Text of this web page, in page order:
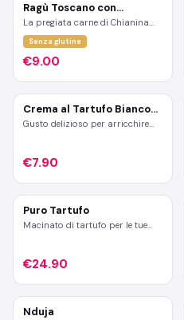
Ragù Toscano con
Chianina
La pregiata carne di Chianina
incontra una lenta cottura che
sprigiona profumi intensi e
sapori indimenticabili. Un
trasformare un semplice piatto
di pasta in un'esperienza
gourmet.
Senza glutine
€9.00
Crema al Tartufo Bianco
Pregiato
Gusto delizioso per arricchire
verdure, uova e filetto di carne.
€7.90
Puro Tartufo
Macinato di tartufo per le tue
€24.90
Nduja